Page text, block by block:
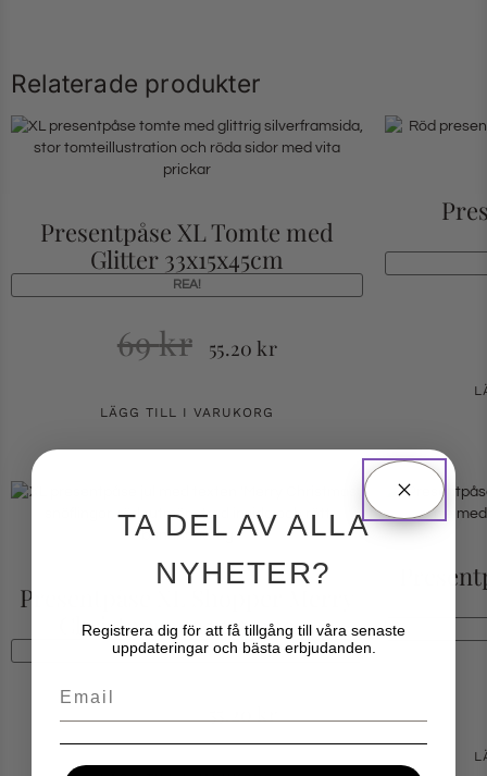
Relaterade produkter
Presentpåse XL Tomte med
Glitter 33x15x45cm
REA!
69kr 55.20kr
LÄGG TILL I VARUKORG
Presentpåse XL Shopper Merry
Christmas 45,5x33x10cm
REA!
TA DEL AV ALLA
NYHETER?
Registrera dig för att få tillgång till våra senaste
uppdateringar och bästa erbjudanden.
Email